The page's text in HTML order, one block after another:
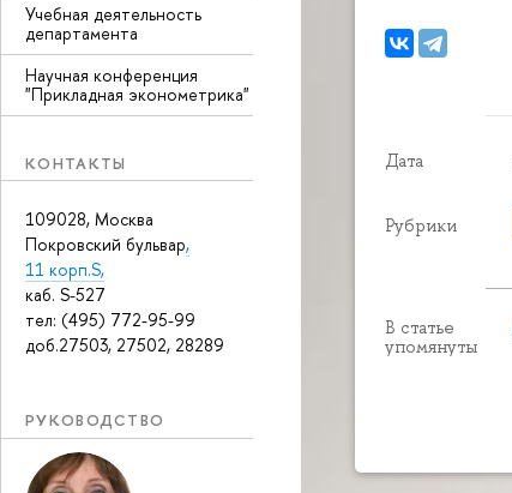
Учебная деятельность
департамента
Научная конференция
"Прикладная эконометрика"
КОНТАКТЫ
109028, Москва
Покровский бульвар,
11 корп.S,
каб. S-527
тел: (495) 772-95-99
доб.27503, 27502, 28289
РУКОВОДСТВО
Дата
Рубрики
В статье
упомянуты